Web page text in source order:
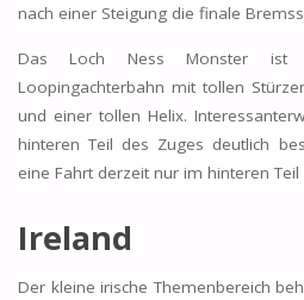
nach einer Steigung die finale
Das Loch Ness Monster ist
Loopingachterbahn mit tollen
und einer tollen Helix.
hinteren Teil des Zuges deutlich
eine Fahrt derzeit nur im hinteren
Ireland
Der kleine irische Themenbereich